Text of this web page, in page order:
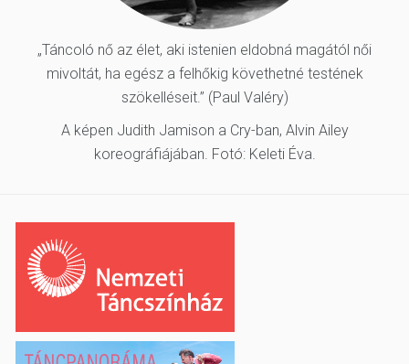
„Táncoló nő az élet, aki istenien eldobná magától női
mivoltát, ha egész a felhőkig követhetné testének
szökelléseit.” (Paul Valéry)
A képen Judith Jamison a Cry-ban, Alvin Ailey
koreográfiájában. Fotó: Keleti Éva.